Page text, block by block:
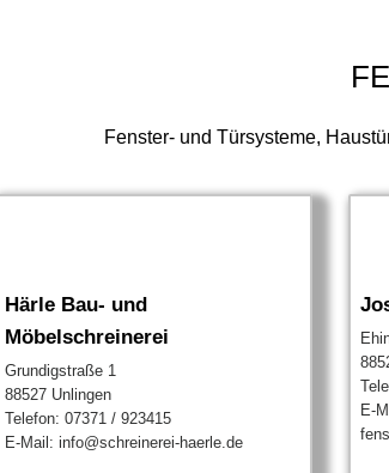
Fenster- und Türsysteme,
Härle Bau- und
Möbelschreinerei
Grundigstraße 1
88527 Unlingen
Telefon: 07371 / 923415
E-Mail: info@schreinerei-haerle.de
E-